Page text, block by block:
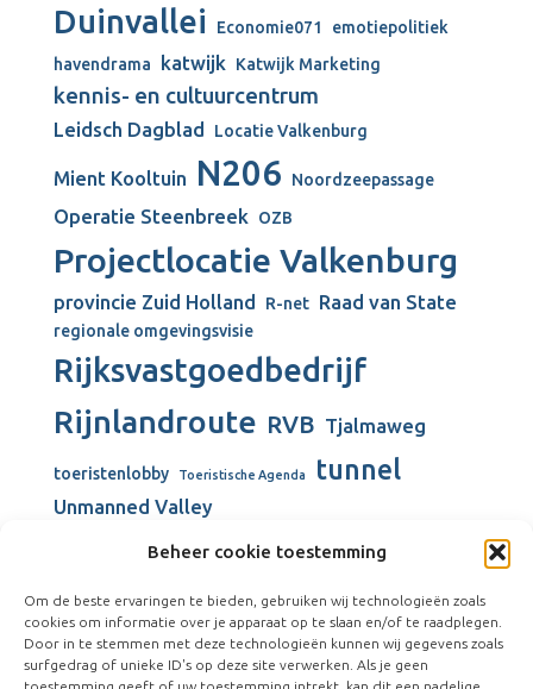
Beheer cookie toestemming
Om de beste ervaringen te bieden, gebruiken wij technologieën zoals
cookies om informatie over je apparaat op te slaan en/of te raadplegen.
Door in te stemmen met deze technologieën kunnen wij gegevens zoals
surfgedrag of unieke ID's op deze site verwerken. Als je geen
Duinvallei Economie071
emotiepolitiek
havendrama
katwijk Katwijk Marketing
kennis- en cultuurcentrum
Leidsch Dagblad Locatie Valkenburg
Mient Kooltuin N206 Noordzeepassage
Operatie Steenbreek OZB
Projectlocatie Valkenburg
provincie Zuid Holland R-net Raad van State
regionale omgevingsvisie
Rijksvastgoedbedrijf
Rijnlandroute RVB Tjalmaweg
toeristenlobby Toeristische Agenda tunnel
Unmanned Valley
Unmanned Valley Valkenburg
Valkenhorst verbouw gemeentehuis
Visserijschool Vliegkamp Valkenburg